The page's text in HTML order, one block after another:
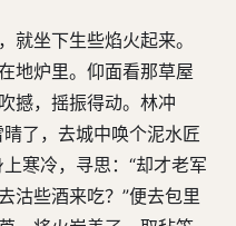
就坐下生些焰火起来。
地炉里。仰面看那草屋
撼，摇振得动。林冲
了，去城中唤个泥水匠
寒冷，寻思：“却才老军
沽些酒来吃？”便去包里